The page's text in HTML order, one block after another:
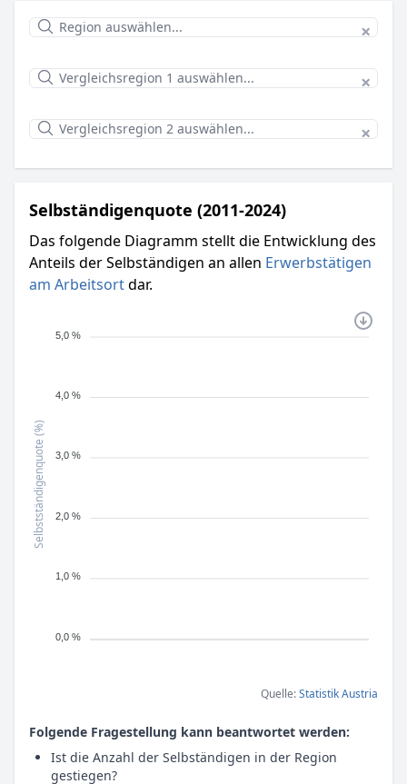
×
×
×
Selbständigenquote (2011-2024)
Das folgende Diagramm stellt die Entwicklung des
Anteils der Selbständigen an allen Erwerbstätigen
am Arbeitsortdar.
5,0 %
4,0 %
3,0 %
2,0 %
1,0 %
0,0 %
Selbstständigenquote (%)
Quelle:Statistik Austria
Folgende Fragestellung kann beantwortet werden:
Ist die Anzahl der Selbständigen in der Region
gestiegen?